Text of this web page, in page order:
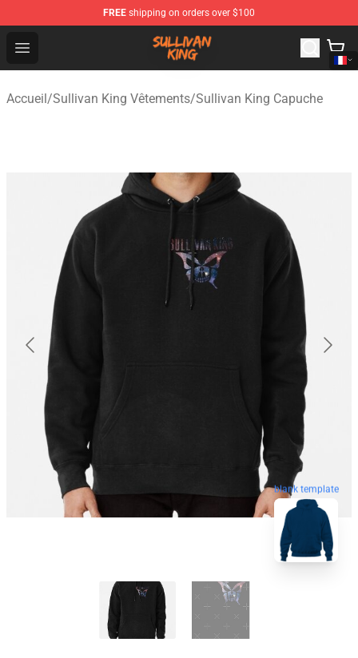
FREE shipping on orders over $100
Open menu
Sullivan King Shop - Official Sullivan King Merchandise
Accueil/Sullivan King Vêtements/Sullivan King Capuche
blank template